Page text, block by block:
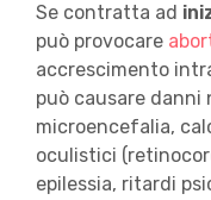
Se contratta ad
può provocare
accrescimento
può causare
microencefalia,
oculistici
epilessia, ritardi